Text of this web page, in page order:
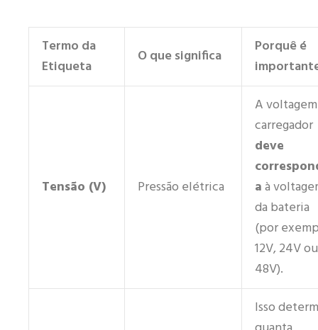
Termo da
Etiqueta
O que significa
Porquê é
Tensão (V) Pressão elétrica
A
carregador
deve
aà
da bateria
(por
12V, 24V ou
48V).
Isso